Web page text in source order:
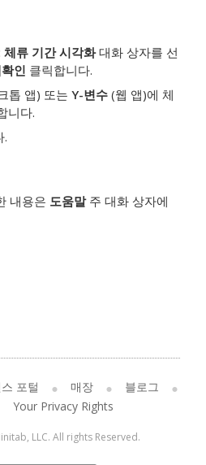
체류 기간 시각화대화 상자를 선
확인 클릭합니다.
톱 앱) 또는 Y-변수 (웹 앱)에 체
니다.
.
내용은 도움말주 대화 상자에
포털 매장
블로그
Your Privacy Rights
LLC. All rights Reserved.